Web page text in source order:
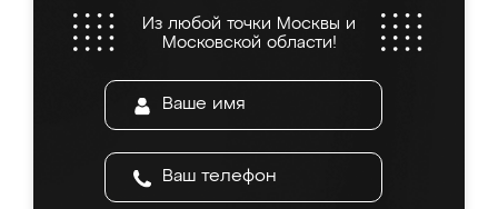
Из любой точки Москвы и
Московской области!